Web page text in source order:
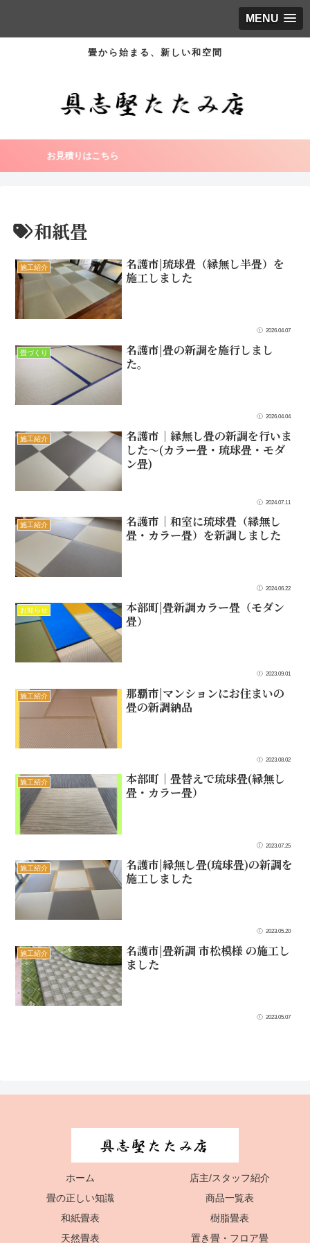
MENU
畳から始まる、新しい和空間
お見積りはこちら
和紙畳
施工紹介
名護市|琉球畳（縁無し半畳）を
施工しました
2026.04.07
畳づくり
名護市|畳の新調を施行しまし
た。
2026.04.04
施工紹介
名護市｜縁無し畳の新調を行いま
した〜(カラー畳・琉球畳・モダ
ン畳)
2024.07.11
施工紹介
名護市｜和室に琉球畳（縁無し
畳・カラー畳）を新調しました
2024.06.22
お知らせ
本部町|畳新調カラー畳（モダン
畳）
2023.09.01
施工紹介
那覇市|マンションにお住まいの
畳の新調納品
2023.08.02
施工紹介
本部町｜畳替えで琉球畳(縁無し
畳・カラー畳）
2023.07.25
施工紹介
名護市|縁無し畳(琉球畳)の新調を
施工しました
2023.05.20
施工紹介
名護市|畳新調 市松模様 の施工し
ました
2023.05.07
ホーム
店主/スタッフ紹介
畳の正しい知識
商品一覧表
和紙畳表
樹脂畳表
天然畳表
置き畳・フロア畳